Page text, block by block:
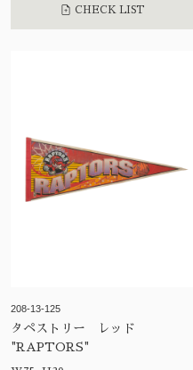
CHECK LIST
208-13-125
タペストリー レッド
"RAPTORS"